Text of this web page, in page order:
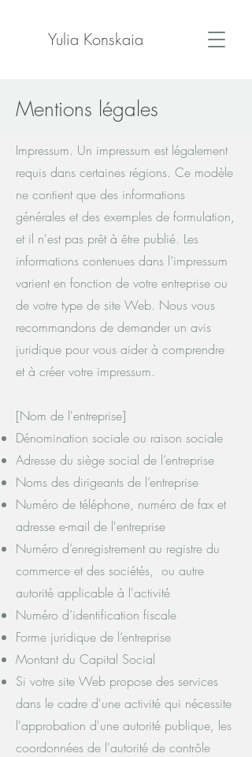
Yulia Konskaia
Mentions légales
Impressum. Un impressum est légalement
requis dans certaines régions. Ce modèle
ne contient que des informations
générales et des exemples de formulation,
et il n'est pas prêt à être publié. Les
informations contenues dans l’impressum
varient en fonction de votre entreprise ou
de votre type de site Web. Nous vous
recommandons de demander un avis
juridique pour vous aider à comprendre
et à créer votre impressum.
[Nom de l'entreprise]
Dénomination sociale ou raison sociale
Adresse du siège social de l’entreprise
Noms des dirigeants de l’entreprise
Numéro de téléphone, numéro de fax et
adresse e-mail de l'entreprise
Numéro d’enregistrement au registre du
commerce et des sociétés, ou autre
autorité applicable à l'activité
Numéro d’identification fiscale
Forme juridique de l’entreprise
Montant du Capital Social
Si votre site Web propose des services
dans le cadre d'une activité qui nécessite
l'approbation d'une autorité publique, les
coordonnées de l'autorité de contrôle